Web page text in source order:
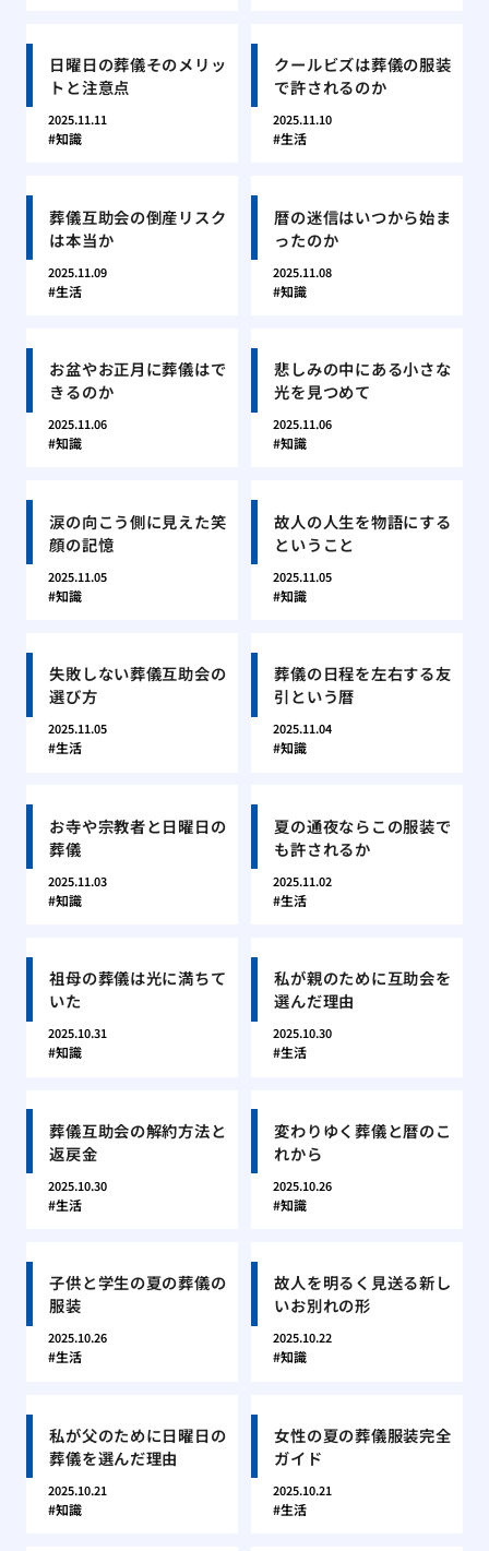
日曜日の葬儀そのメリッ
トと注意点
2025.11.11
知識
クールビズは葬儀の服装
で許されるのか
2025.11.10
生活
葬儀互助会の倒産リスク
は本当か
2025.11.09
生活
暦の迷信はいつから始ま
ったのか
2025.11.08
知識
お盆やお正月に葬儀はで
きるのか
2025.11.06
知識
悲しみの中にある小さな
光を見つめて
2025.11.06
知識
涙の向こう側に見えた笑
顔の記憶
2025.11.05
知識
故人の人生を物語にする
ということ
2025.11.05
知識
失敗しない葬儀互助会の
選び方
2025.11.05
生活
葬儀の日程を左右する友
引という暦
2025.11.04
知識
お寺や宗教者と日曜日の
葬儀
2025.11.03
知識
夏の通夜ならこの服装で
も許されるか
2025.11.02
生活
祖母の葬儀は光に満ちて
いた
2025.10.31
知識
私が親のために互助会を
選んだ理由
2025.10.30
生活
葬儀互助会の解約方法と
返戻金
2025.10.30
生活
変わりゆく葬儀と暦のこ
れから
2025.10.26
知識
子供と学生の夏の葬儀の
服装
2025.10.26
生活
故人を明るく見送る新し
いお別れの形
2025.10.22
知識
私が父のために日曜日の
葬儀を選んだ理由
2025.10.21
知識
女性の夏の葬儀服装完全
ガイド
2025.10.21
生活